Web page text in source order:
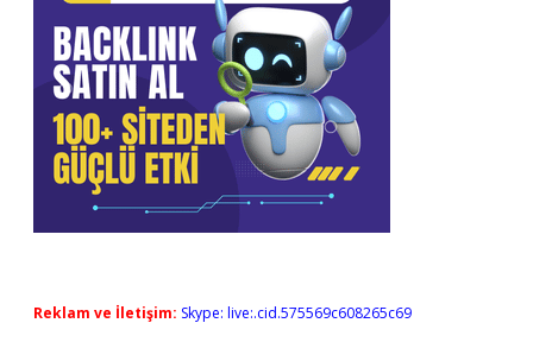
Reklam ve İletişim: Skype: live:.cid.575569c608265c69